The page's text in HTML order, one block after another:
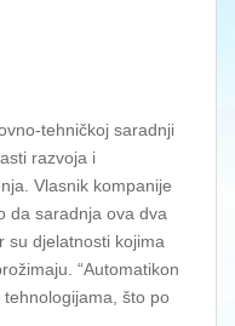
tehničkoj saradnji
razvoja i
Vlasnik kompanije
da saradnja ova dva
su djelatnosti kojima
“Automatikon
što po